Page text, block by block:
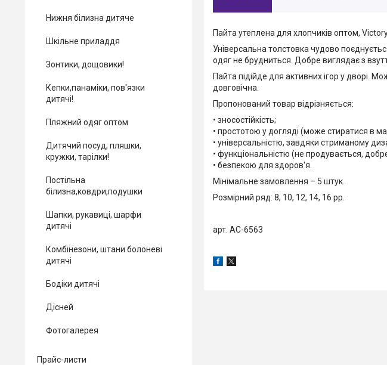
Пайта утеплена для хлопчиків оптом,
Універсальна толстовка чудово
одяг не брудниться. Добре виглядає з
Пайта підійде для активних ігор у дворі.
довговічна.
Пропонований товар відрізняється:
• зносостійкість;
• простотою у догляді (може стиратися в
• універсальністю, завдяки стриманому
• функціональністю (не продувається,
• безпекою для здоров'я.
Мінімальне замовлення – 5 штук.
Розмірний ряд: 8, 10, 12, 14, 16 рр.
арт. AC-6563
Нижня білизна дитяче
Шкільне приладдя
Зонтики, дощовики!
Кепки,панаміки, пов'язки
дитячі!
Пляжний одяг оптом
Дитячий посуд, пляшки,
кружки, тарілки!
Постільна
білизна,ковдри,подушки
Шапки, рукавиці, шарфи
дитячі
Комбінезони, штани болоневі
дитячі
Бодіки дитячі
Дісней
Фотогалерея
Прайс-листи